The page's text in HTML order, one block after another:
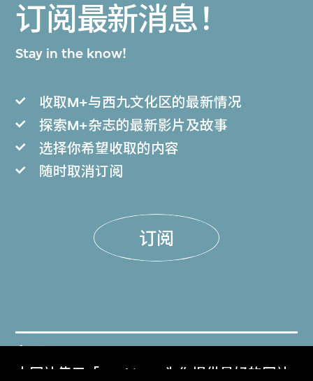
本网站使用「Cookies」为你提供最好的网站
订阅最新消息！
Stay in the know!
收取M+与西九文化区的最新情况
探索M+杂志的最新影片及故事
选择你希望收取的内容
随时取消订阅
订阅
门票